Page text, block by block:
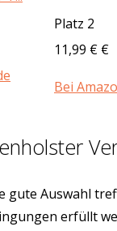
Platz 2
11,99 € €
Bei
gute Auswahl
erfüllt